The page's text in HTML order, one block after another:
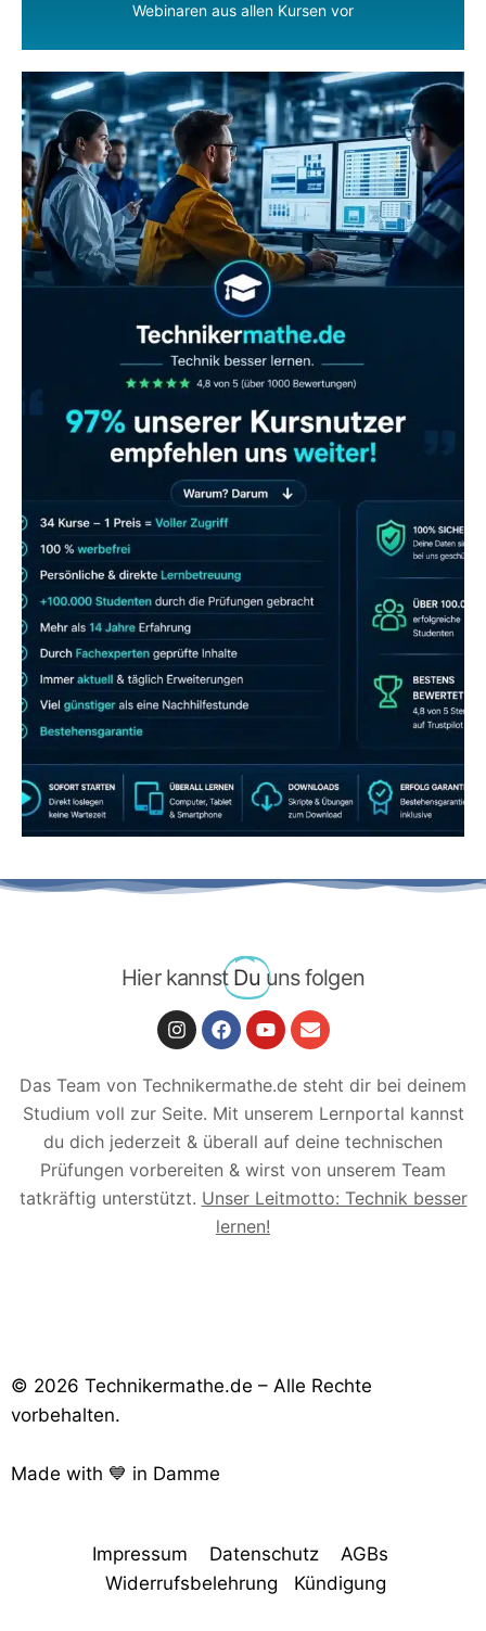
Webinaren aus allen Kursen vor
LERNEN
Hier kannst Du uns folgen
Das Team von Technikermathe.de steht dir bei deinem
Studium voll zur Seite. Mit unserem Lernportal kannst
du dich jederzeit & überall auf deine technischen
Prüfungen vorbereiten & wirst von unserem Team
tatkräftig unterstützt. Unser Leitmotto: Technik besser
lernen!
© 2026 Technikermathe.de – Alle Rechte
vorbehalten.
Made with 💙 in Damme
Impressum Datenschutz
AGBs
Widerrufsbelehrung
Kündigung